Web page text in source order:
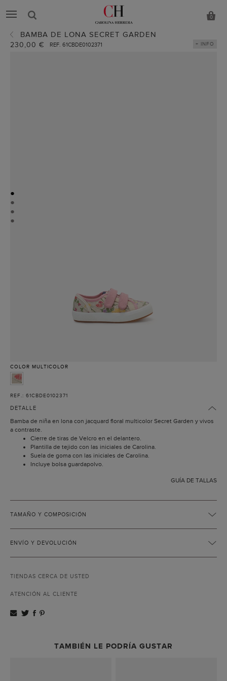
0
BAMBA DE LONA SECRET GARDEN
230,00 € REF. 61CBDE0102371 + INFO
●
●
●
●
COLOR MULTICOLOR
REF.: 61CBDE0102371
DETALLE
Bamba de niña en lona con jacquard floral multicolor Secret Garden y vivos
a contraste.
Cierre de tiras de Velcro en el delantero.
Plantilla de tejido con las iniciales de Carolina.
Suela de goma con las iniciales de Carolina.
Incluye bolsa guardapolvo.
GUÍA DE TALLAS
TAMAÑO Y COMPOSICIÓN
ENVÍO Y DEVOLUCIÓN
TIENDAS CERCA DE USTED
ATENCIÓN AL CLIENTE
TAMBIÉN LE PODRÍA GUSTAR